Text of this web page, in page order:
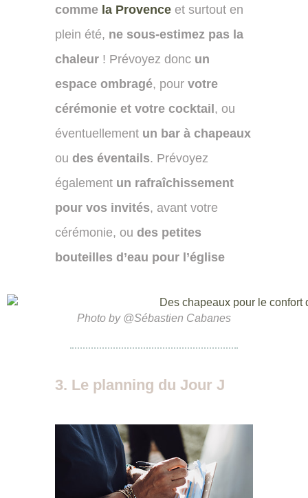
comme la Provence et surtout en
plein été, ne sous-estimez pas la
chaleur ! Prévoyez donc un
espace ombragé, pour votre
cérémonie et votre cocktail, ou
éventuellement un bar à chapeaux
ou des éventails. Prévoyez
également un rafraîchissement
pour vos invités, avant votre
cérémonie, ou des petites
bouteilles d’eau pour l’église
Photo by @Sébastien Cabanes
3. Le planning du Jour J